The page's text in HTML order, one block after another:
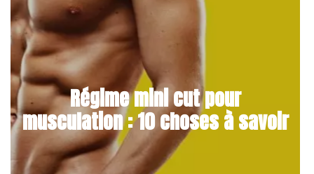
Régime mini cut pour
musculation : 10 choses à savoir